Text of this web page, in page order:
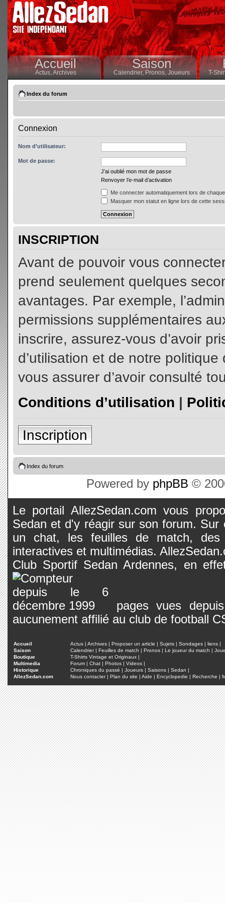
Accueil
Actus,Archives
Saison
Calendrier,Pronos, Joueurs T-
Index du forum
Connexion
Nom d’utilisateur:
Mot de passe:
J’ai oublié mon mot de passe
Renvoyer l’e-mail d’activation
Me connecter automatiquement lors de
Masquer mon statut en ligne lors de cette
INSCRIPTION
Avant de pouvoir vous
prend seulement quelques
avantages. Par exemple,
permissions supplémentaires
inscrire, assurez-vous d’avoir
d’utilisation et de notre
vous assurer d’avoir consulté
Conditions d’utilisation |
Inscription
Index du forum
Powered by phpBB ©
Le portail AllezSedan.com vous
Sedan et d'y réagir sur son forum.
un chat, les feuilles de match, des
interactives et multimédias.
Club Sportif Sedan Ardennes, en
pages vues
aucunement affilié au club de football
Accueil Actus | Archives | Proposer un article | Sujets | Sondages | liens |
Saison
Calendrier| Feuilles de match | Pronos | Le joueur du match |
Boutique
T-Shirts Vintage et Originaux |
Multimedia
Forum | Chat | Photos | Videos |
Historique
Chroniques du passé | Joueurs | Saisons | Sedan |
AllezSedan.com
Nous contacter| Plan du site | Aide | Encyclopedie | Recherche |